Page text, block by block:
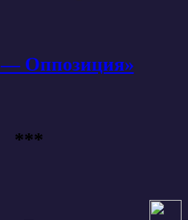
— Оппозиция»
***